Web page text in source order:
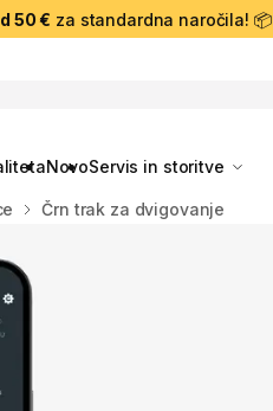
50 € za standardna naročila! 📦
NovoServis in storitve
Črn trak za dvigovanje